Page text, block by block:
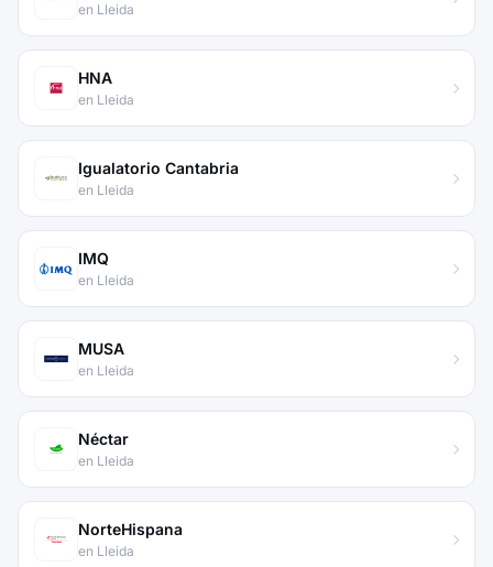
en Lleida
HNA
en Lleida
Igualatorio Cantabria
en Lleida
IMQ
en Lleida
MUSA
en Lleida
Néctar
en Lleida
NorteHispana
en Lleida